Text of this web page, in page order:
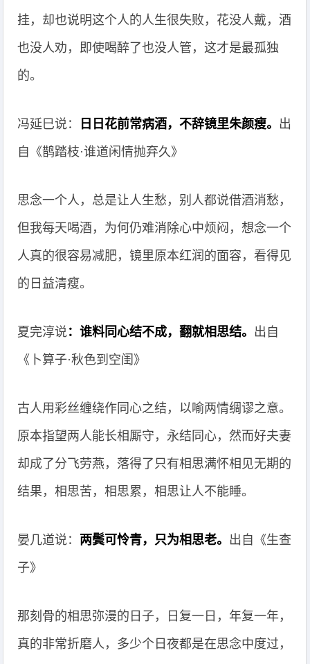
挂，却也说明这个人的人生很失败，花没人戴，酒
也没人劝，即使喝醉了也没人管，这才是最孤独
的。
冯延巳说： 日日花前常病酒，不辞镜里朱颜瘦。 出
自《鹊踏枝·谁道闲情抛弃久》
思念一个人，总是让人生愁，别人都说借酒消愁，
但我每天喝酒，为何仍难消除心中烦闷，想念一个
人真的很容易减肥，镜里原本红润的面容，看得见
的日益清瘦。
夏完淳说：谁料同心结不成，翻就相思结。 出自
《卜算子·秋色到空闺》
古人用彩丝缠绕作同心之结，以喻两情绸谬之意。
原本指望两人能长相厮守，永结同心，然而好夫妻
却成了分飞劳燕，落得了只有相思满怀相见无期的
结果，相思苦，相思累，相思让人不能睡。
晏几道说： 两鬓可怜青，只为相思老。 出自《生查
子》
那刻骨的相思弥漫的日子，日复一日，年复一年，
真的非常折磨人，多少个日夜都是在思念中度过，